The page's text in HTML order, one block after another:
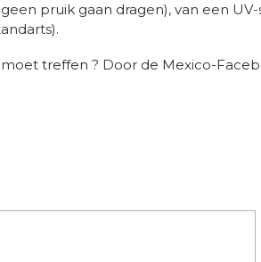
geen pruik gaan dragen), van een
treffen ? Door de Mexico-